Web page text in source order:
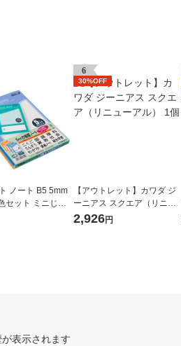
ノート B5 5mm
セット ミニじゆ
まけ付 学習帳 LM
6
30%OFF
【アウトレット】カワダ ジ
ーニアス スクエア（リニュ
ーアル） 1個
2,926円
表示されます